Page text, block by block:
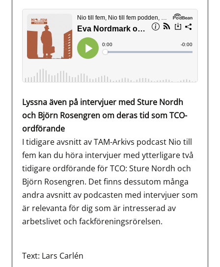
Lyssna även på intervjuer med Sture Nordh
och Björn Rosengren om deras tid som TCO-
ordförande
I tidigare avsnitt av TAM-Arkivs podcast Nio till
fem kan du höra intervjuer med ytterligare två
tidigare ordförande för TCO: Sture Nordh och
Björn Rosengren. Det finns dessutom många
andra avsnitt av podcasten med intervjuer som
är relevanta för dig som är intresserad av
arbetslivet och fackföreningsrörelsen.
Text: Lars Carlén